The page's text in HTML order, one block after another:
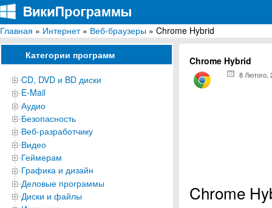
ВикиПрограммы
Энциклопедия бесплатных компьютерных программ для Windows
Главная » Интернет» Веб-браузеры » Chrome Hybrid
Категории программ
CD, DVD и BD диски
E-Mail
Аудио
Безопасность
Веб-разработчику
Видео
Геймерам
Графика и дизайн
Деловые программы
Диски и файлы
Chrome Hybrid
8 Лютого,
Chrome